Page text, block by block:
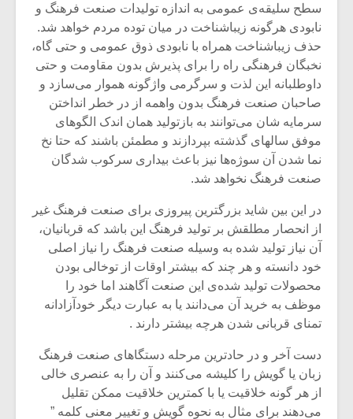
سطح سلیقه‌ی عمومی به اندازه تولیدات صنعت فرهنگ و
نابودی هرگونه زیباشناخت در میان توده مردم خواهد شد.
حذف زیباشناخت همراه با نابودی ذوق عمومی و حتی گاه،
نخبگان فرهنگی راه را برای پذیرش بدون مقاومت و حتی
داوطلبانه این لذت و سرگرمی واژگونه هموار می‌سازد و
صاحبان صنعت فرهنگ بدون واهمه از در خطر انداختن
سرمایه شان می‌توانند به بازتولید همان اندک الگوهای
موفق سالهای گذشته بپردازند و مطمئن باشند که حتا نخ
نما شدن آن سوژه‌ها نیز باعث بیداری سرکوب شدگان
صنعت فرهنگ نخواهد شد.
در این بین شاید بزرگترین پیروزی برای صنعت فرهنگ غیر
از انحصار مطلقش بر تولید فرهنگ این باشد که قربانیان،
آن نیاز تولید شده به وسیله صنعت فرهنگ را نیاز اصلی
خود دانسته و هر چند که بیشتر اوقات از توخالی بودن
محصولات تولید شده‌ی این صنعت آگاهند اما خود را
موظف به خرید آن می‌دانند یا به عبارت دیگر خودآزادانه
تمنای قربانی شدن هرچه بیشتر دارند .
دست آخر و در حادترین مرحله دستگاهای صنعت فرهنگ
زبان یا گویش را کلیشه می‌کنند و آن را به عنصری خالی
از هر گونه خلاقیت یا با کمترین خلاقیت ممکن تقلیل
می‌دهند برای مثال به نحوه گویش و تغییر معنی کلمه ”